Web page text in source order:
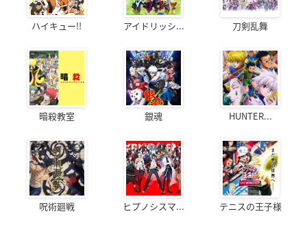
ハイキュー!! アイドリッシ... 刀剣乱舞
暗殺教室 銀魂 HUNTER...
呪術廻戦 ヒプノシスマ... テニスの王子様